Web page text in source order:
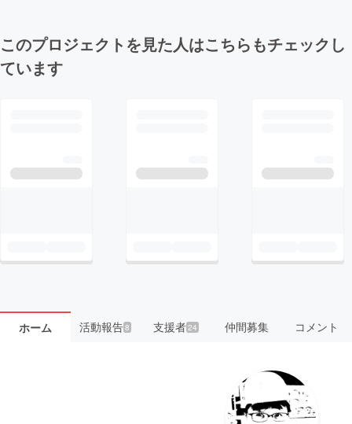
このプロジェクトを見た人はこちらもチェックし
ています
ホーム 活動報告8 支援者 24 仲間募集 コメント